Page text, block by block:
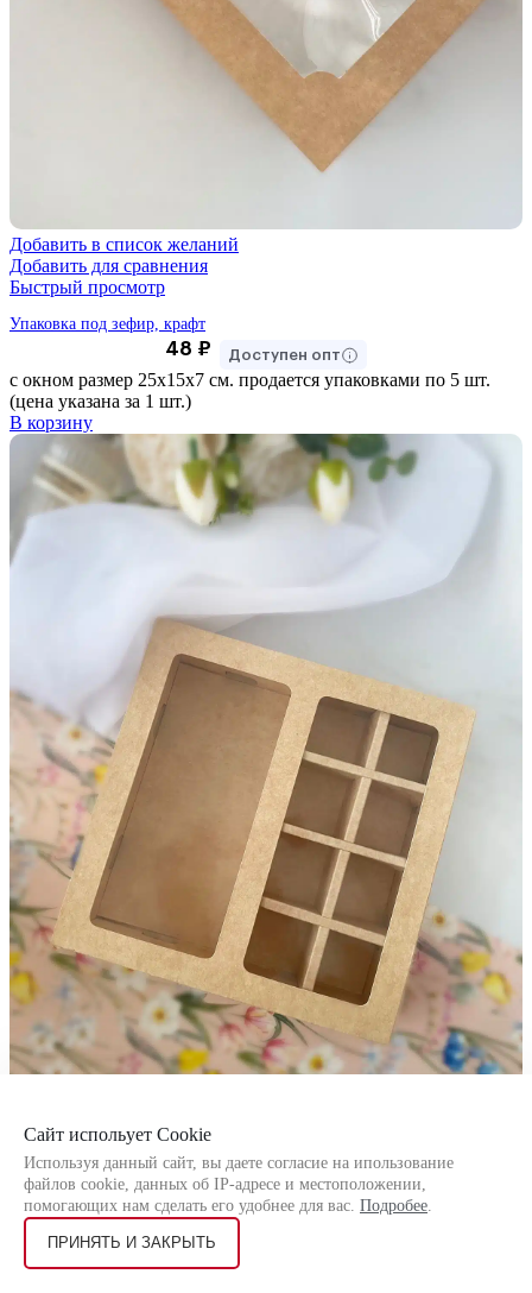
Добавить в список желаний
Добавить для сравнения
Быстрый просмотр
Упаковка под зефир, крафт
48 ₽ Доступен опт
с окном размер 25х15х7 см. продается упаковками по 5 шт.
(цена указана за 1 шт.)
В корзину
Сайт испольует Cookie
Используя данный сайт, вы даете согласие на ипользование
файлов cookie, данных об IP-адресе и местоположении,
помогающих нам сделать его удобнее для вас. Подробее.
ПРИНЯТЬ И ЗАКРЫТЬ